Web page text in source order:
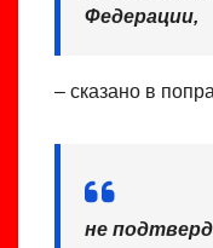
Федерации,
– сказано в
не